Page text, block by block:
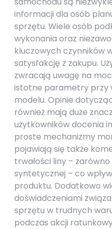
informacji dla osób
sprzętu. Wiele osób
wykonania oraz
kluczowych czynników
satysfakcję z zakupu.
zwracają uwagę na
istotne parametry przy
modelu. Opinie
również mają duże
użytkowników docenia
proste mechanizmy
pojawiają się także
trwałości liny –
syntetycznej – co
produktu. Dodatkowo
doświadczeniami
sprzętu w trudnych
podczas akcji